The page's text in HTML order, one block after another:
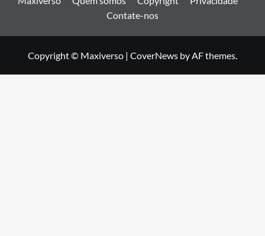
Contate-nos
Copyright © Maxiverso | CoverNews by AF themes.